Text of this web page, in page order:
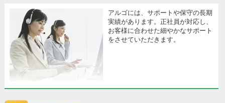
アルゴには、サポートや保守の長期
実績があります。正社員が対応し、
お客様に合わせた細やかなサポート
をさせていただきます。